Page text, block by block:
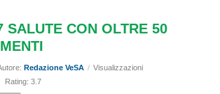
SALUTE CON OLTRE 50
Redazione VeSA / Visualizzazioni
Rating: 3.7